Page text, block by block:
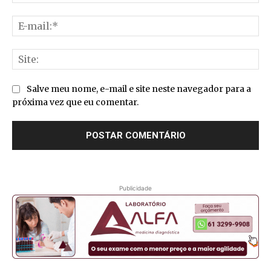
Salve meu nome, e-mail e site neste navegador para a
próxima vez que eu comentar.
Publicidade